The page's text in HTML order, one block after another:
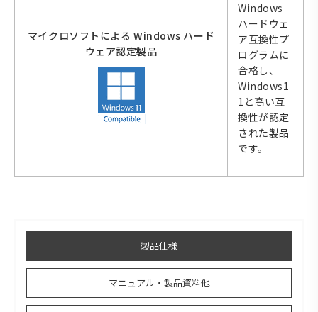
マイクロソフトによる Windows ハード
ウェア認定製品
Windows
ハードウェ
ア互換性プ
ログラムに
合格し、
Windows1
1と高い互
換性が認定
された製品
です。
製品仕様
マニュアル・製品資料他